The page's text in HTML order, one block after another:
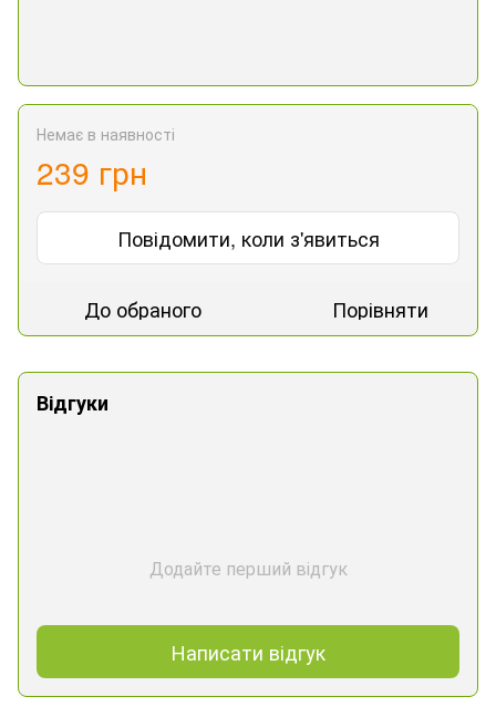
Немає в наявності
239 грн
Повідомити, коли з'явиться
До обраного Порівняти
Відгуки
Додайте перший відгук
Написати відгук